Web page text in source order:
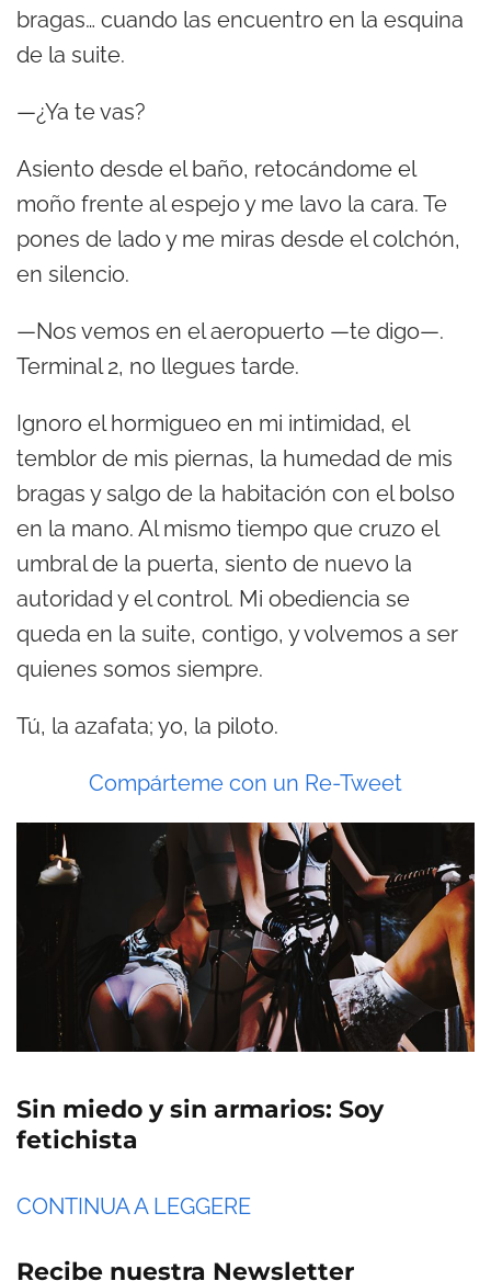
bragas… cuando las encuentro en la esquina
de la suite.
—¿Ya te vas?
Asiento desde el baño, retocándome el
moño frente al espejo y me lavo la cara. Te
pones de lado y me miras desde el colchón,
en silencio.
—Nos vemos en el aeropuerto —te digo—.
Terminal 2, no llegues tarde.
Ignoro el hormigueo en mi intimidad, el
temblor de mis piernas, la humedad de mis
bragas y salgo de la habitación con el bolso
en la mano. Al mismo tiempo que cruzo el
umbral de la puerta, siento de nuevo la
autoridad y el control. Mi obediencia se
queda en la suite, contigo, y volvemos a ser
quienes somos siempre.
Tú, la azafata; yo, la piloto.
Compárteme con un Re-Tweet
Sin miedo y sin armarios: Soy
fetichista
CONTINUA A LEGGERE
Recibe nuestra Newsletter